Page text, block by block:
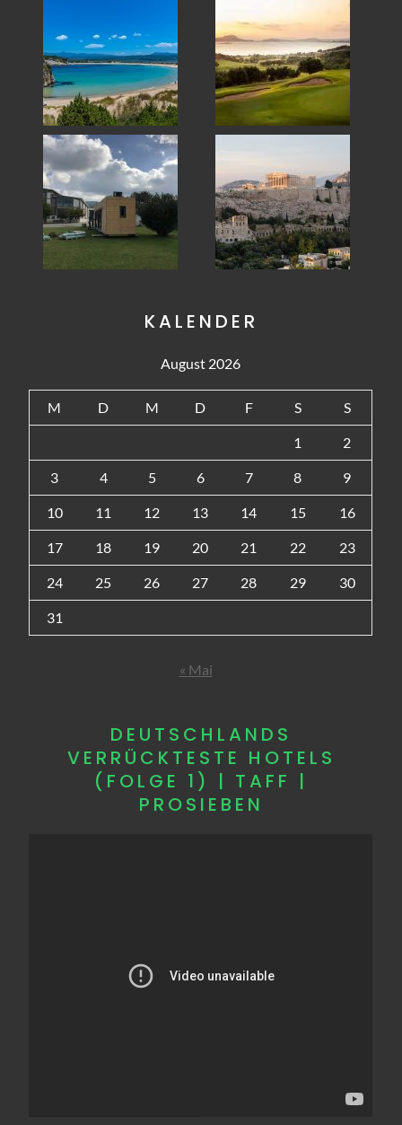
KALENDER
August 2026
M D M D F S S
1 2
3 4 5 6 7 8 9
10 11 12 13 14 15 16
17 18 19 20 21 22 23
24 25 26 27 28 29 30
31
« Mai
DEUTSCHLANDS
VERRÜCKTESTE HOTELS
(FOLGE 1) | TAFF |
PROSIEBEN